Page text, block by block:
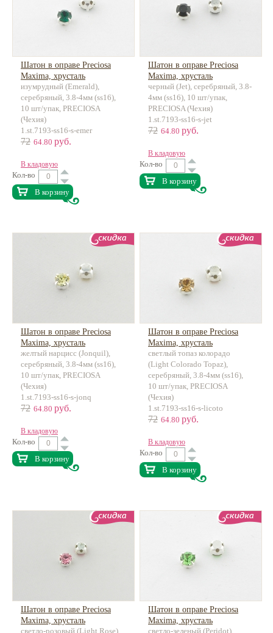
Шатон в оправе Preciosa
Maxima, хрусталь
изумрудный (Emerald),
серебряный, 3.8-4мм (ss16),
10 шт/упак, PRECIOSA
(Чехия)
1.st.7193-ss16-s-emer
72 64.80 руб.
В кладовую
Кол-во
В корзину
Шатон в оправе Preciosa
Maxima, хрусталь
черный (Jet), серебряный, 3.8-
4мм (ss16), 10 шт/упак,
PRECIOSA (Чехия)
1.st.7193-ss16-s-jet
72 64.80 руб.
В кладовую
Кол-во
В корзину
Шатон в оправе Preciosa
Maxima, хрусталь
желтый нарцисс (Jonquil),
серебряный, 3.8-4мм (ss16),
10 шт/упак, PRECIOSA
(Чехия)
1.st.7193-ss16-s-jonq
72 64.80 руб.
В кладовую
Кол-во
В корзину
Шатон в оправе Preciosa
Maxima, хрусталь
светлый топаз колорадо
(Light Colorado Topaz),
серебряный, 3.8-4мм (ss16),
10 шт/упак, PRECIOSA
(Чехия)
1.st.7193-ss16-s-licoto
72 64.80 руб.
В кладовую
Кол-во
В корзину
Шатон в оправе Preciosa
Maxima, хрусталь
светло-розовый (Light Rose),
Шатон в оправе Preciosa
Maxima, хрусталь
светло-зеленый (Peridot),